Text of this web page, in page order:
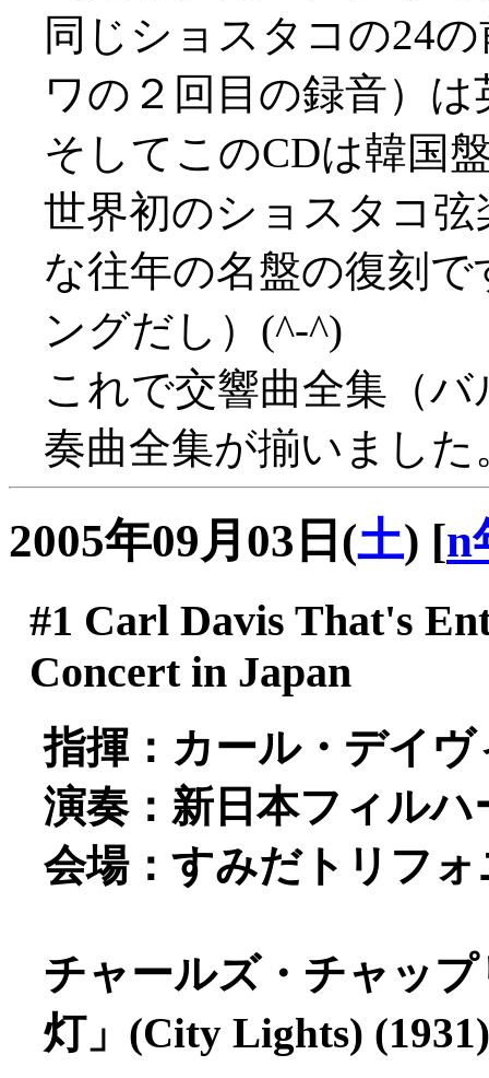
同じショスタコの24
ワの２回目の録音）
そしてこのCDは韓国
世界初のショスタコ
な往年の名盤の復刻
ングだし）(^-^)
これで交響曲全集（
奏曲全集が揃いました
2005年09月03日(土) [n
#1 Carl Davis That's
Concert in Japan
指揮：カール・デイヴ
演奏：新日本フィル
会場：すみだトリフ
チャールズ・チャッ
灯」(City Lights) (1931)